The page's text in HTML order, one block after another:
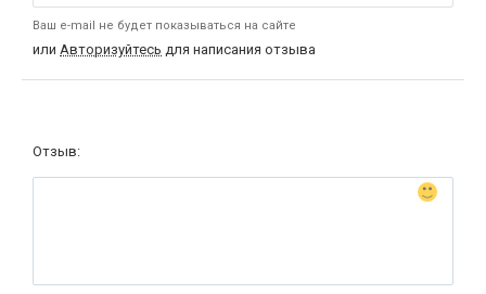
Ваш e-mail не будет показываться на сайте
или Авторизуйтесь для написания отзыва
Отзыв: